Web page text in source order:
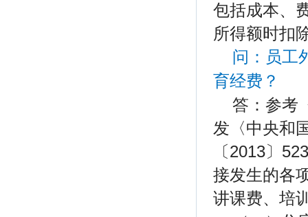
包括成本、
所得额时扣
问：员工
育经费？
答：参考
发〈中央和
〔2013〕
接发生的各
讲课费、培